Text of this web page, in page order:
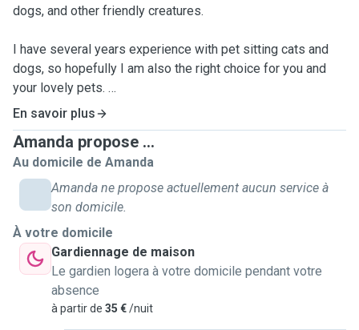
dogs, and other friendly creatures.
I have several years experience with pet sitting cats and
dogs, so hopefully I am also the right choice for you and
your lovely pets.
I also have experience with training dogs so I can offer
some training sessions depending on needs (eg. leash
pulling, recall, commands etc)
I can walk your dog individually by themselves or take
along my pup Athena for some fun play dates!
She is an energetic 9 month old Border collie mix that is
gentle and respectful of smaller dogs but also enjoys to
run and play with any type of dog.
During walks I can handle any type of dog with any energy
En savoir plus
Amanda propose ...
Au domicile de Amanda
Amanda ne propose actuellement aucun service à
son domicile.
À votre domicile
Gardiennage de maison
Le gardien logera à votre domicile pendant votre
absence
à partir de 35 €/nuit